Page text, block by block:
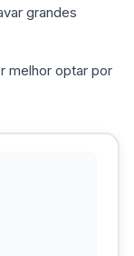
grandes
melhor optar por